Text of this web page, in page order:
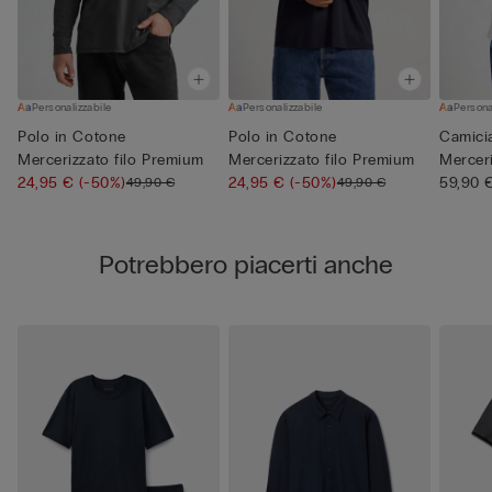
Personalizzabile
Polo in Cotone
Mercerizzato filo Premium
24,95 €(-50%)49,90 €
Personalizzabile
Polo in Cotone
Mercerizzato filo Premium
24,95 €(-50%)49,90 €
59,90
Potrebbero piacerti anche